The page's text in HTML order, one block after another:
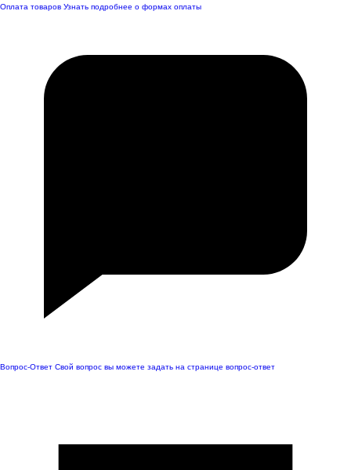
Оплата товаров Узнать подробнее о формах оплаты
Вопрос-Ответ Свой вопрос вы можете задать на странице вопрос-ответ